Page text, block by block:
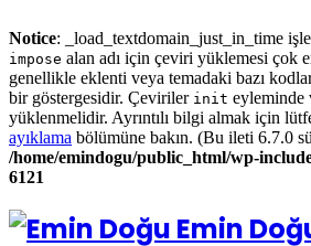
Notice: _load_textdomain_just_in_time
impose alan adı için çeviri yüklemesi çok
genellikle eklenti veya temadaki bazı
bir göstergesidir. Çeviriler init eyleminde
yüklenmelidir. Ayrıntılı bilgi almak için
ayıklama bölümüne bakın. (Bu ileti 6.7.0
/home/emindogu/public_html/wp-
6121
Emin